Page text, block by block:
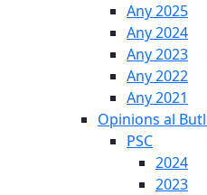
Any 2025
Any 2024
Any 2023
Any 2022
Any 2021
Opinions al
PSC
2024
2023